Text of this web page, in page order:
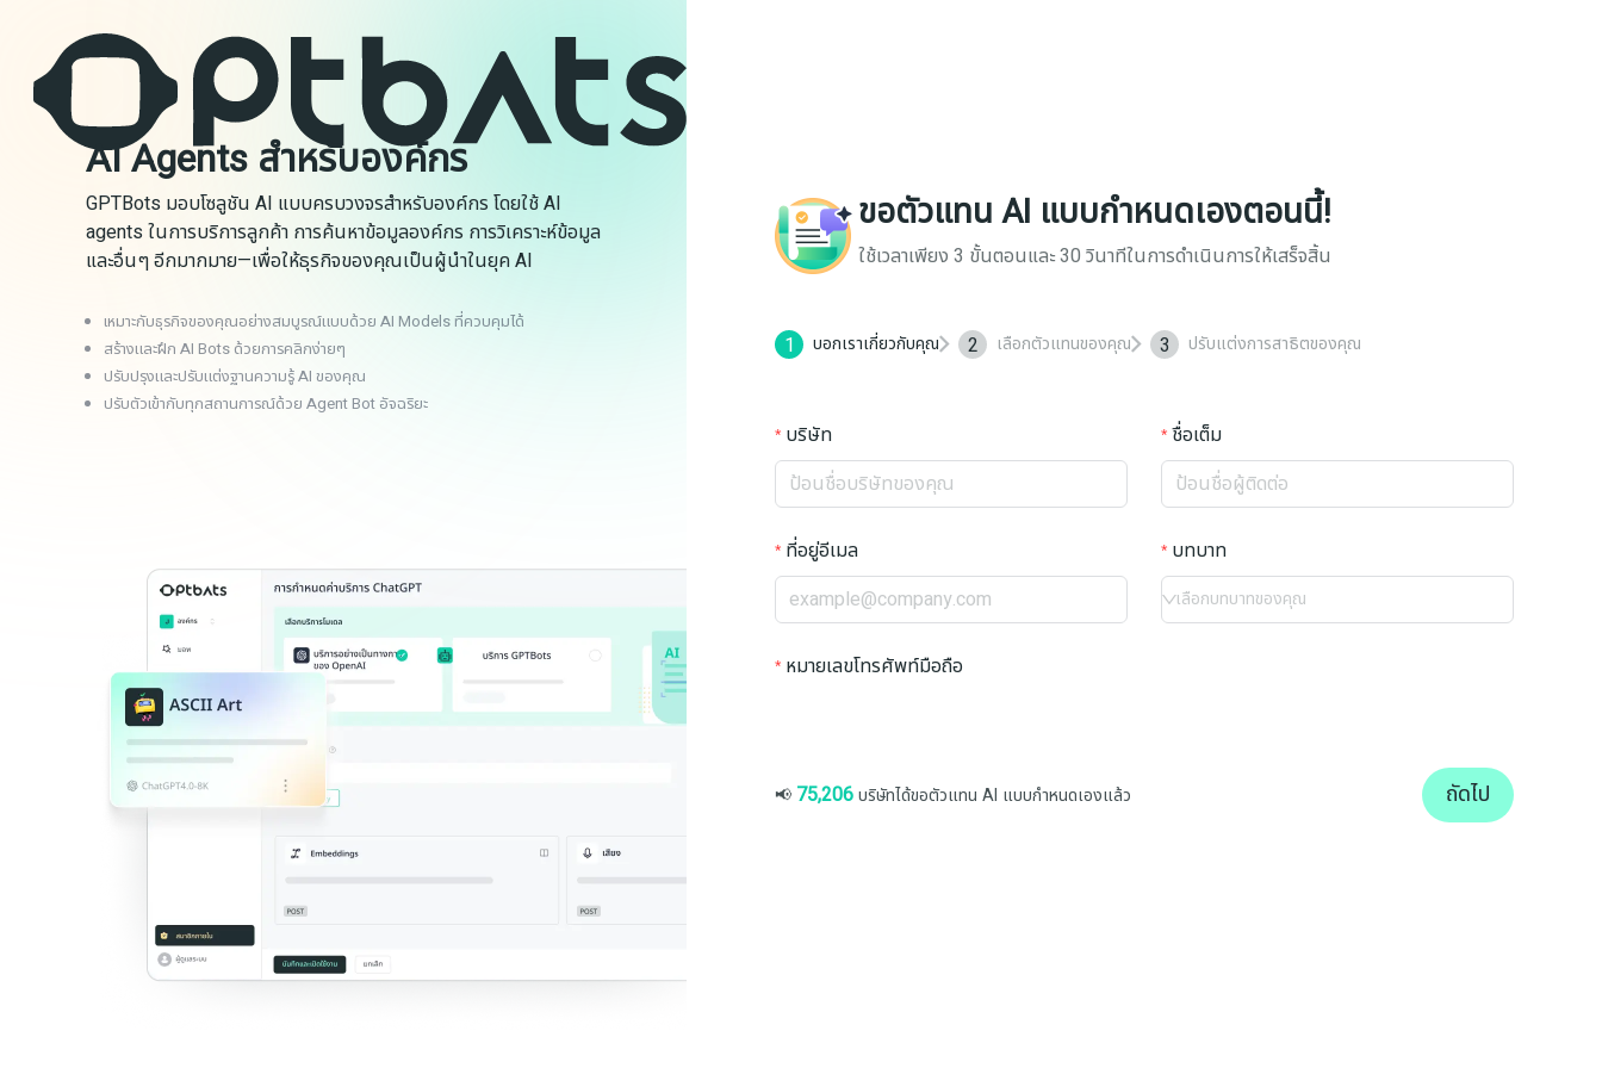
AI Agents สำหรับองค์กร
GPTBots มอบโซลูชัน AI แบบครบวงจรสำหรับองค์กร โดยใช้ AI
agents ในการบริการลูกค้า การค้นหาข้อมูลองค์กร การวิเคราะห์ข้อมูล
และอื่นๆ อีกมากมาย—เพื่อให้ธุรกิจของคุณเป็นผู้นำในยุค AI
เหมาะกับธุรกิจของคุณอย่างสมบูรณ์แบบด้วย AI Models ที่ควบคุมได้
สร้างและฝึก AI Bots ด้วยการคลิกง่ายๆ
ปรับปรุงและปรับแต่งฐานความรู้ AI ของคุณ
ปรับตัวเข้ากับทุกสถานการณ์ด้วย Agent Bot อัจฉริยะ
ขอตัวแทน AI แบบกำหนดเองตอนนี้!
ใช้เวลาเพียง 3 ขั้นตอนและ 30 วินาทีในการดำเนินการให้เสร็จสิ้น
1 บอกเราเกี่ยวกับคุณ 2 เลือกตัวแทนของคุณ 3 ปรับแต่งการสาธิตของคุณ
บริษัท ชื่อเต็ม
ที่อยู่อีเมล บทบาท
เลือกบทบาทของคุณ
หมายเลขโทรศัพท์มือถือ
📢 75,206บริษัทได้ขอตัวแทน AI แบบกำหนดเองแล้ว ถัดไป